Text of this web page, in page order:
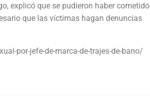
explicó que se pudieron haber cometido
que las víctimas hagan denuncias
por-jefe-de-marca-de-trajes-de-bano/